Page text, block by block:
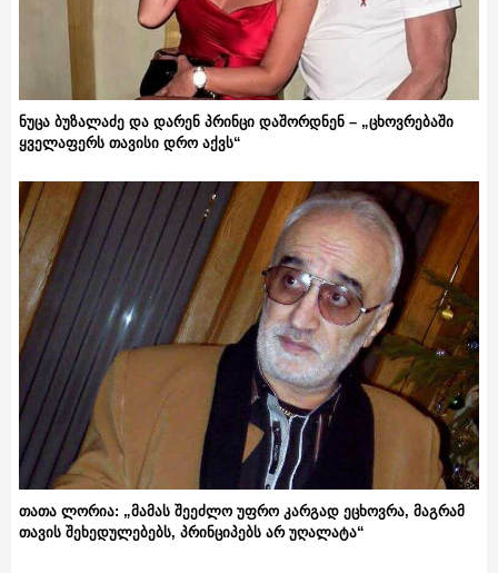
ნუცა ბუზალაძე და დარენ პრინცი დაშორდნენ – „ცხოვრებაში
ყველაფერს თავისი დრო აქვს“
თათა ლორია: „მამას შეეძლო უფრო კარგად ეცხოვრა, მაგრამ
თავის შეხედულებებს, პრინციპებს არ უღალატა“